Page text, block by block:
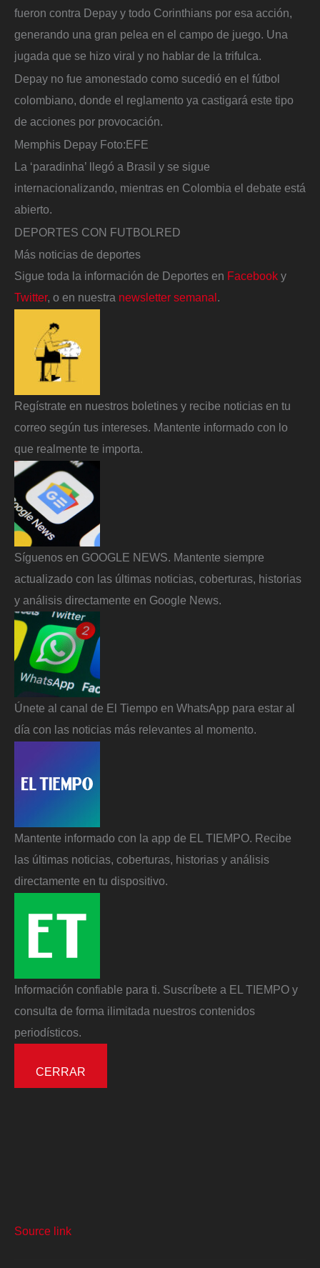
fueron contra Depay y todo Corinthians por esa acción,
generando una gran pelea en el campo de juego. Una
jugada que se hizo viral y no hablar de la trifulca.
Depay no fue amonestado como sucedió en el fútbol
colombiano, donde el reglamento ya castigará este tipo
de acciones por provocación.
Memphis Depay Foto:EFE
La ‘paradinha’ llegó a Brasil y se sigue
internacionalizando, mientras en Colombia el debate está
abierto.
DEPORTES CON FUTBOLRED
Más noticias de deportes
Sigue toda la información de Deportes en Facebook y
Twitter, o en nuestra newsletter semanal .
Regístrate en nuestros boletines y recibe noticias en tu
correo según tus intereses. Mantente informado con lo
que realmente te importa.
Síguenos en GOOGLE NEWS. Mantente siempre
actualizado con las últimas noticias, coberturas, historias
y análisis directamente en Google News.
Únete al canal de El Tiempo en WhatsApp para estar al
día con las noticias más relevantes al momento.
Mantente informado con la app de EL TIEMPO. Recibe
las últimas noticias, coberturas, historias y análisis
directamente en tu dispositivo.
Información confiable para ti. Suscríbete a EL TIEMPO y
consulta de forma ilimitada nuestros contenidos
periodísticos.
CERRAR
Source link